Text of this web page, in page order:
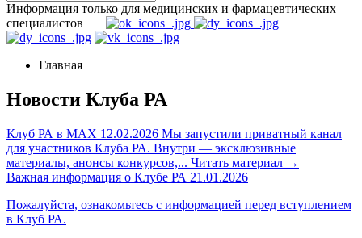
Информация только для медицинских и фармацевтических
специалистов
Главная
Новости Клуба РА
Клуб РА в MAX 12.02.2026 Мы запустили приватный канал
для участников Клуба РА. Внутри — эксклюзивные
материалы, анонсы конкурсов,... Читать материал →
Важная информация о Клубе РА 21.01.2026
Пожалуйста, ознакомьтесь с информацией перед вступлением
в Клуб РА.